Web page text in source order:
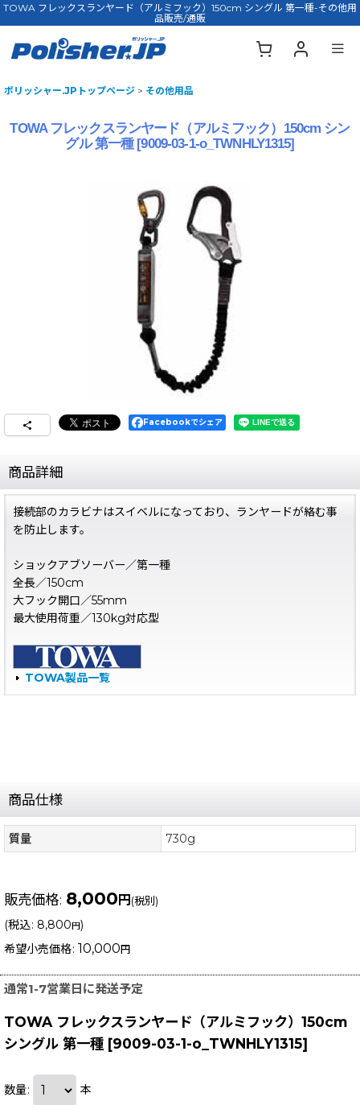
TOWA フレックスランヤード（アルミフック）150cm シングル 第一種-その他用
品販売/通販
ポリッシャー.JPトップページ > その他用品
TOWA フレックスランヤード（アルミフック）150cm シン
グル 第一種 [9009-03-1-o_TWNHLY1315]
Facebookでシェア
商品詳細
接続部のカラビナはスイベルになっており、ランヤードが絡む事
を防止します。
ショックアブソーバー／第一種
全長／150cm
大フック開口／55mm
最大使用荷重／130kg対応型
TOWA製品一覧
商品仕様
質量 730g
販売価格: 8,000円(税別)
(税込: 8,800円)
希望小売価格: 10,000 円
通常1-7営業日に発送予定
TOWA フレックスランヤード（アルミフック）150cm
シングル 第一種 [9009-03-1-o_TWNHLY1315]
数量: 本